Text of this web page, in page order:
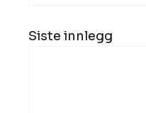
Siste innlegg